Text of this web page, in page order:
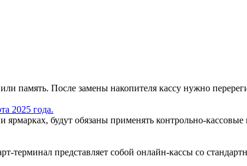
память. После замены накопителя кассу нужно
2025 года.
ярмарках, будут обязаны применять контрольно-
представляет собой онлайн-кассы со